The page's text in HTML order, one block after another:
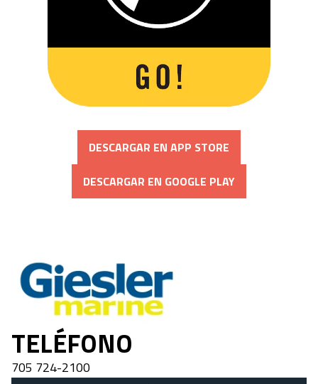
DESCARGAR EN APP STORE
DESCARGAR EN GOOGLE PLAY
Giesler Marine
TELÉFONO
705 724-2100